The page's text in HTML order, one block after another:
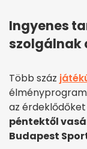
Ingyenes
szolgálnak
Több száz
az
péntektől
Budapest